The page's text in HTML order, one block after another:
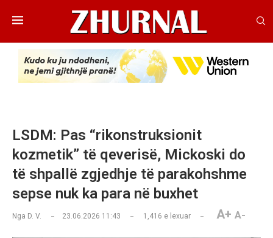
LSDM: Pas “rikonstruksionit
kozmetik” të qeverisë, Mickoski do
të shpallë zgjedhje të parakohshme
sepse nuk ka para në buxhet
Nga D. V. 23.06.2026 11:43 1,416 e lexuar A+ A-